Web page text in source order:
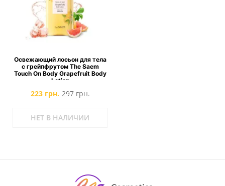
Освежающий лосьон для тела
с грейпфрутом The Saem
Touch On Body Grapefruit Body
Lotion
223 грн. 297 грн.
НЕТ В НАЛИЧИИ